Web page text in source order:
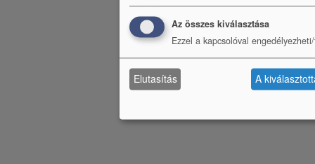
Az összes kiválasztása
Ezzel a kapcsolóval
Elutasítás A